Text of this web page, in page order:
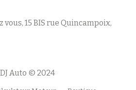
vous, 15 BIS rue Quincampoix,
DJ Auto © 2024